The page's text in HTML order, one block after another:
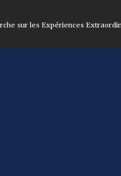
sur les Expériences